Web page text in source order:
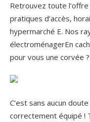
Retrouvez toute
pratiques d’accès,
hypermarché E. Nos
électroménagerEn
pour vous une corvée ?
C’est sans aucun
correctement équipé !